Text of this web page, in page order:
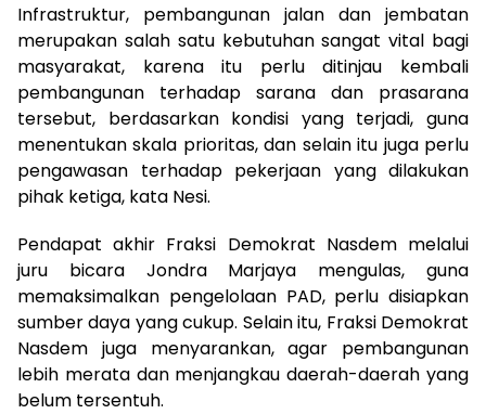
Infrastruktur, pembangunan jalan dan jembatan
merupakan salah satu kebutuhan sangat vital bagi
masyarakat, karena itu perlu ditinjau kembali
pembangunan terhadap sarana dan prasarana
tersebut, berdasarkan kondisi yang terjadi, guna
menentukan skala prioritas, dan selain itu juga perlu
pengawasan terhadap pekerjaan yang dilakukan
pihak ketiga, kata Nesi.
Pendapat akhir Fraksi Demokrat Nasdem melalui
juru bicara Jondra Marjaya mengulas, guna
memaksimalkan pengelolaan PAD, perlu disiapkan
sumber daya yang cukup. Selain itu, Fraksi Demokrat
Nasdem juga menyarankan, agar pembangunan
lebih merata dan menjangkau daerah-daerah yang
belum tersentuh.